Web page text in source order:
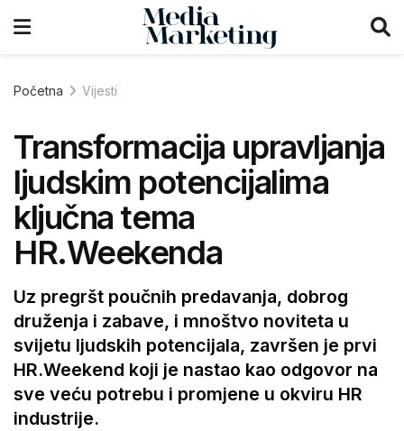
Početna Vijesti
Transformacija upravljanja
ljudskim potencijalima
ključna tema
HR.Weekenda
Uz pregršt poučnih predavanja, dobrog
druženja i zabave, i mnoštvo noviteta u
svijetu ljudskih potencijala, završen je prvi
HR.Weekend koji je nastao kao odgovor na
sve veću potrebu i promjene u okviru HR
industrije.